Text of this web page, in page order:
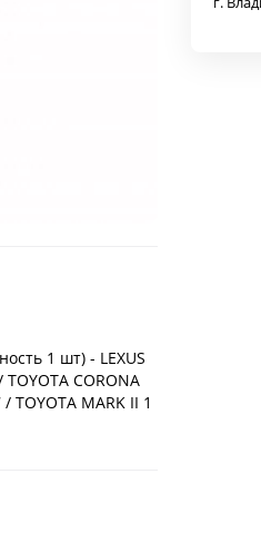
1 шт) - LEXUS
CORONA
TOYOTA MARK II 1